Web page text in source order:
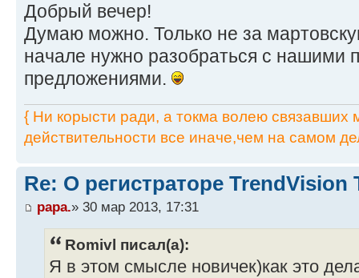
Добрый вечер!
Думаю можно. Только не за
начале нужно разобраться с нашими
предложениями.
{ Ни корысти ради, а токма волею связавших
действительности все иначе,чем на самом
Re: О регистраторе TrendVision
papa.» 30 мар 2013, 17:31
Romivl писал(а):
Я в этом смысле новичек)как это